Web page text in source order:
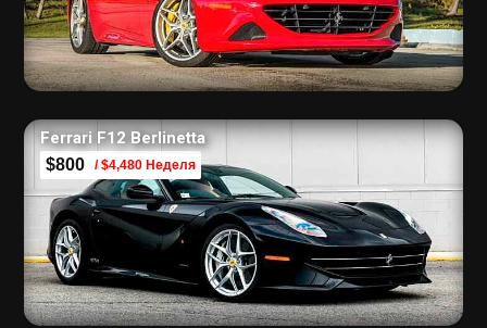
Ferrari F12 Berlinetta
$800 / $4,480 Неделя